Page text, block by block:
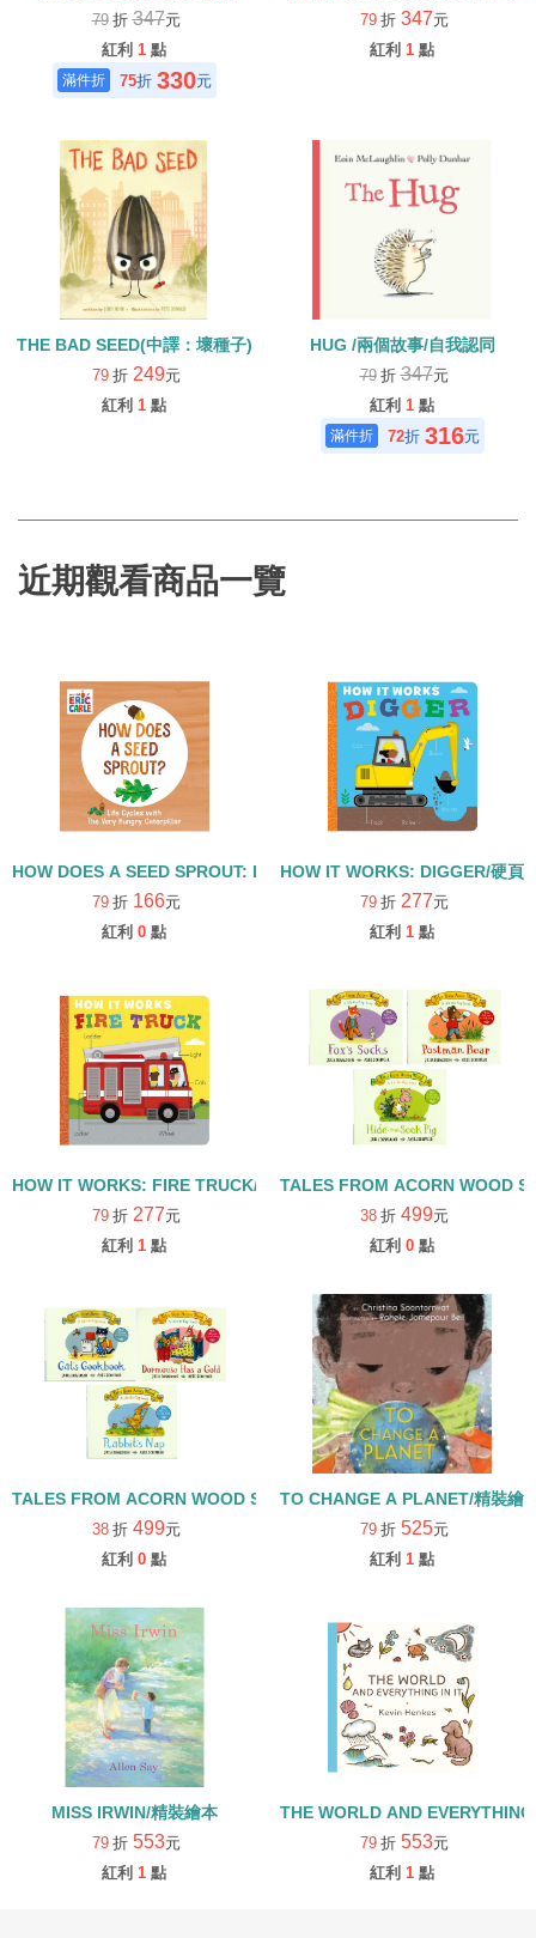
79 折347元
紅利 1 點
75折 330元
79 折 347元
紅利 1 點
THE BAD SEED(中譯：壞種子)
79 折 249元
紅利 1 點
HUG /兩個故事/自我認同
79 折347元
紅利 1 點
72折 316元
近期觀看商品一覽
HOW DOES A SEED SPROUT: LIFE CYCLES WITH THE VERY
79 折 166元
紅利 0 點
HOW IT WORKS: DIGGER/硬頁
79 折 277元
紅利 1 點
HOW IT WORKS: FIRE TRUCK/硬頁書
79 折 277元
紅利 1 點
TALES FROM ACORN WOOD
38 折 499元
紅利 0 點
TALES FROM ACORN WOOD STORY COLLECTION 生活日常組/
38 折 499元
紅利 0 點
TO CHANGE A PLANET/精裝繪
79 折 525元
紅利 1 點
MISS IRWIN/精裝繪本
79 折 553元
紅利 1 點
THE WORLD AND
79 折 553元
紅利 1 點